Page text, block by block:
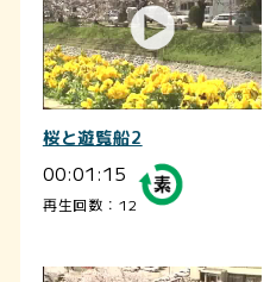
桜と遊覧船2
00:01:15
再生回数：12